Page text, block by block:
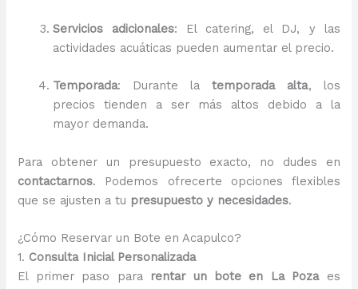
Servicios adicionales: El catering, el DJ, y las
actividades acuáticas pueden aumentar el precio.
Temporada: Durante latemporada alta, los
precios tienden a ser más altos debido a la
mayor demanda.
Para obtener un presupuesto exacto, no dudes en
contactarnos. Podemos ofrecerte opciones flexibles
que se ajusten a tu presupuesto y necesidades.
¿Cómo Reservar un Bote en Acapulco?
1. Consulta Inicial Personalizada
El primer paso para
rentar un bote en La Pozaes